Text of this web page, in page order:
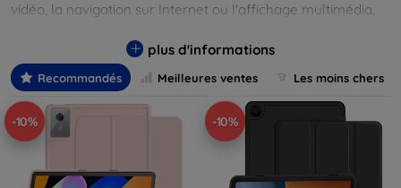
vidéo, la navigation sur Internet ou l'affichage multimédia,
Chaque article est fabriqué avec des matériaux de haute
qualité pour garantir durabilité et élégance, tout en
préservant la sécurité de vos dispositifs électroniques. Que
vous soyez à la recherche d'un support de bureau, de
voiture ou d'un modèle ajustable pour vos loisirs, explorez
nos options pour trouver le support parfait qui s'adapte à
plus d'informations
Recommandés Meilleures ventes Les moins chers
-10% -10%